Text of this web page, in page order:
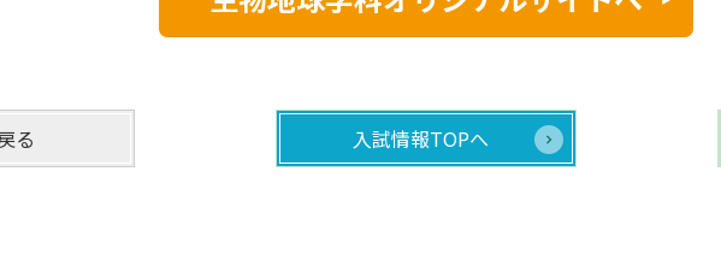
入試情報TOPへ
る